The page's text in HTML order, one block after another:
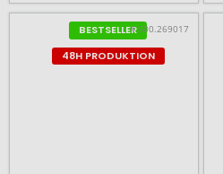
BESTSELLER
48H PRODUKTION
# 500.269017